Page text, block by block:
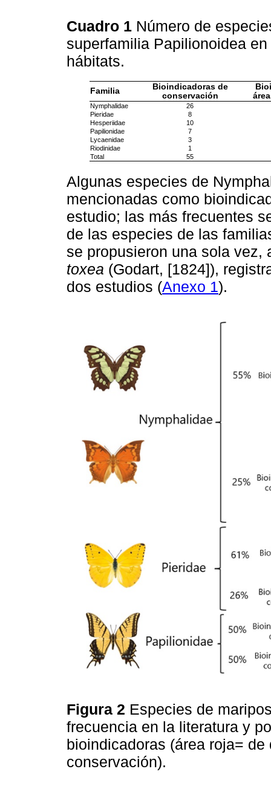
Cuadro 1 Número de
superfamilia Papilionoidea
hábitats.
Familia
Bioindicadoras de
conservación
Nymphalidae
26
Pieridae
8
Hesperiidae
10
Papilionidae
7
Lycaenidae
3
Riodinidae
1
Total
55
Algunas especies de
mencionadas como
estudio; las más frecuentes
de las especies de las
se propusieron una sola
toxea (Godart, [1824]),
dos estudios (Anexo 1).
Figura 2 Especies de
frecuencia en la literatura y
bioindicadoras (área roja=
conservación).